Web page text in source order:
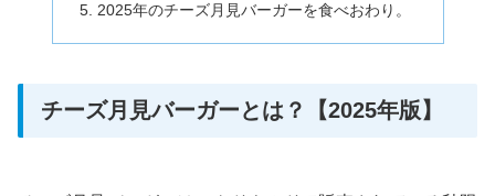
2025年のチーズ月見バーガーを食べおわり。
チーズ月見バーガーとは？【2025年版】